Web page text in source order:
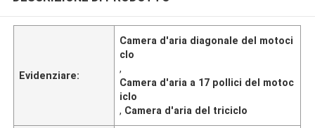
Evidenziare:
Camera d'aria diagonale del motoci
clo
,
Camera d'aria a 17 pollici del motoc
iclo
, Camera d'aria del triciclo